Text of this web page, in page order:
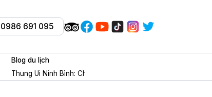
0986 691 095
Blog du lịch
Thung Ui Ninh Bình: Chốn tâm linh + check in cổ trang cực